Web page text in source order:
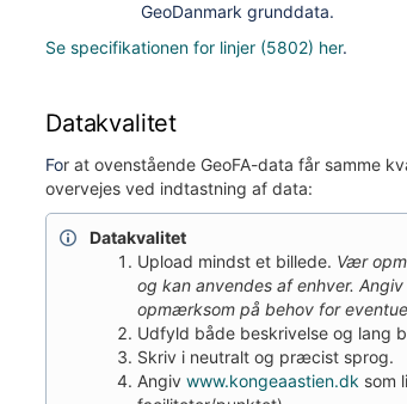
GeoDanmark grunddata.
Se specifikationen for linjer (5802) her.
Datakvalitet
For at ovenstående GeoFA-data får samme
overvejes ved indtastning af data:
Datakvalitet
Upload mindst et billede. Vær
og kan anvendes af enhver.
opmærksom på behov for
Udfyld både beskrivelse og lang
Skriv i neutralt og præcist sprog.
Angiv www.kongeaastien.dk som